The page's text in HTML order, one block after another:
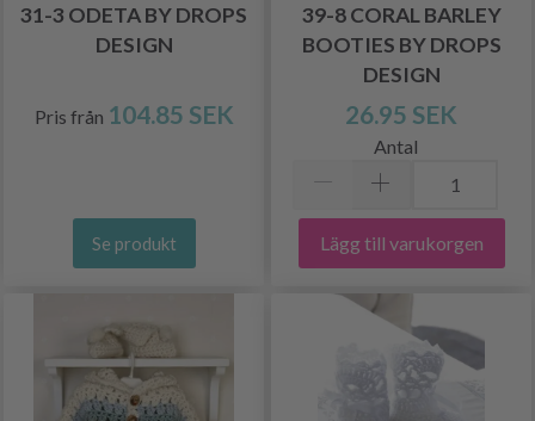
31-3 ODETA BY DROPS
DESIGN
Pris från 104.85 SEK
Se produkt
39-8 CORAL BARLEY
BOOTIES BY DROPS
DESIGN
26.95 SEK
Antal
Lägg till varukorgen